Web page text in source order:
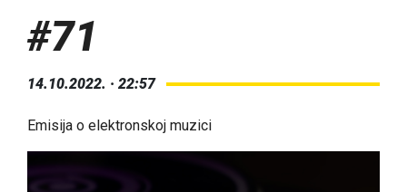
#71
14.10.2022. · 22:57
Emisija o elektronskoj muzici